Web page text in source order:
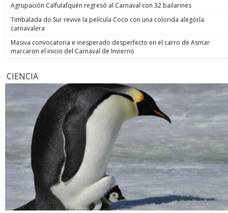
Agrupación Calfulafquén regresó al Carnaval con 32 bailarines
Timbalada do Sur revive la película Coco con una colorida alegoría
carnavalera
Masiva convocatoria e inesperado desperfecto en el carro de Asmar
marcaron el inicio del Carnaval de Invierno
CIENCIA